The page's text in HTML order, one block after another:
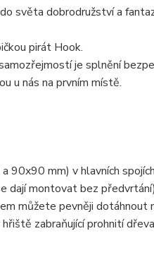
světa dobrodružství a
pirát Hook.
je splnění
u nás na prvním místě.
90x90 mm) v hlavních
dají montovat bez předvrtání)
můžete pevněji dotáhnout
zabraňující prohnití dřeva